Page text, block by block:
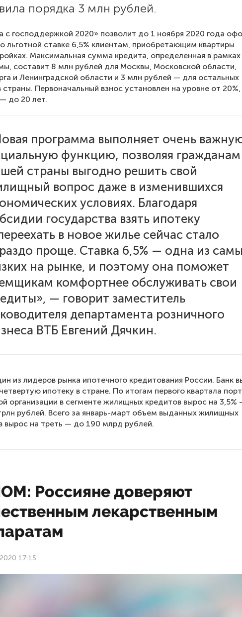
порядка 3 млн рублей.
с господдержкой 2020» позволит до 1 ноября 2020 года
льготной ставке 6,5% клиентам, приобретающим квартиры
Максимальная сумма кредита, определенная в рамках
составит 8 млн рублей для Москвы, Московской области,
и Ленинградской области и 3 млн рублей — для остальных
страны. Первоначальный взнос установлен на уровне от
до 20 лет.
программа выполняет очень
функцию, позволяя гражданам
страны выгодно решить свой
вопрос даже в изменившихся
условиях. Благодаря
государства взять ипотеку
в новое жилье сейчас стало
проще. Ставка 6,5% — одна из
на рынке, и поэтому она поможет
комфортнее обслуживать свои
— говорит заместитель
департамента розничного
ВТБ Евгений Дячкин.
из лидеров рынка ипотечного кредитования России. Банк
ипотеку в стране. По итогам первого квартала
организации в сегменте жилищных кредитов вырос на 3,5%
рублей. Всего за январь-март объем выданных жилищных
вырос на треть — до 190 млрд рублей.
Россияне доверяют
лекарственным
17:15